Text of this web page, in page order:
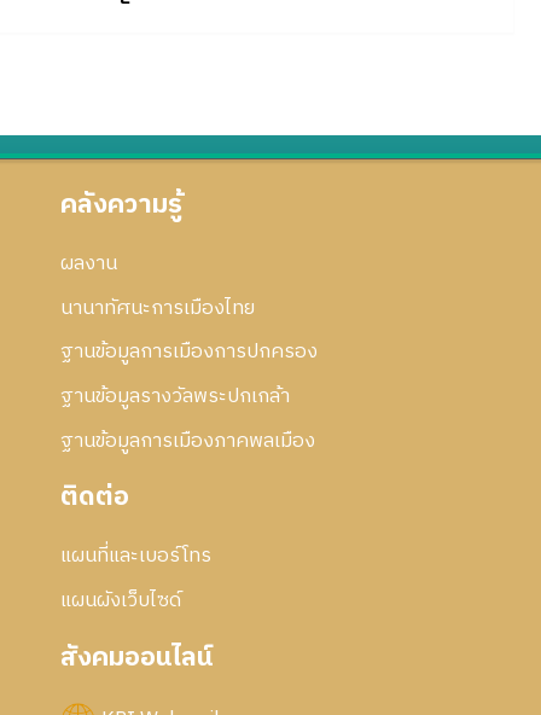
คลังความรู้
ผลงาน
นานาทัศนะการเมืองไทย
ฐานข้อมูลการเมืองการปกครอง
ฐานข้อมูลรางวัลพระปกเกล้า
ฐานข้อมูลการเมืองภาคพลเมือง
ติดต่อ
แผนที่และเบอร์โทร
แผนผังเว็บไซด์
สังคมออนไลน์